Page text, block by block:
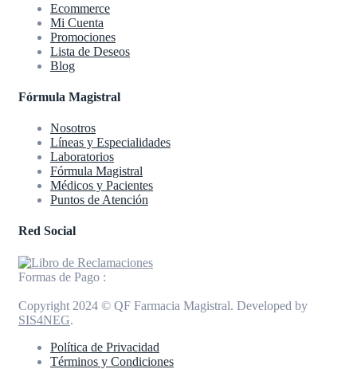
Ecommerce
Mi Cuenta
Promociones
Lista de Deseos
Blog
Fórmula Magistral
Nosotros
Líneas y Especialidades
Laboratorios
Fórmula Magistral
Médicos y Pacientes
Puntos de Atención
Red Social
Formas de Pago :
Copyright 2024 © QF Farmacia Magistral. Developed by
SIS4NEG.
Política de Privacidad
Términos y Condiciones